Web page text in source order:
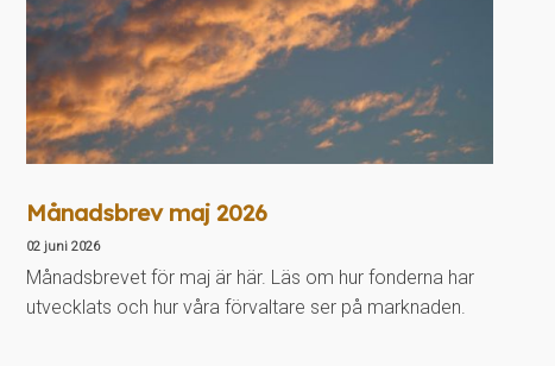
Månadsbrev maj 2026
02 juni 2026
Månadsbrevet för maj är här. Läs om hur fonderna har
utvecklats och hur våra förvaltare ser på marknaden.